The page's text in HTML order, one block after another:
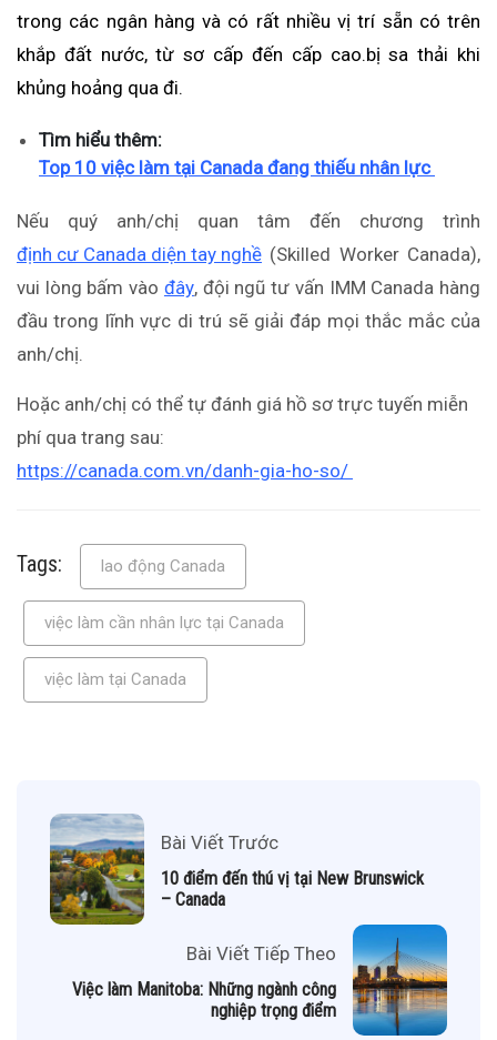
trong các ngân hàng và có rất nhiều vị trí sẵn có trên
khắp đất nước, từ sơ cấp đến cấp cao.bị sa thải khi
khủng hoảng qua đi.
Tìm hiểu thêm:
Top 10 việc làm tại Canada đang thiếu nhân lực
Nếu quý anh/chị quan tâm đến chương trình
định cư Canada diện tay nghề (Skilled Worker Canada),
vui lòng bấm vào đây, đội ngũ tư vấn IMM Canada hàng
đầu trong lĩnh vực di trú sẽ giải đáp mọi thắc mắc của
anh/chị.
Hoặc anh/chị có thể tự đánh giá hồ sơ trực tuyến miễn
phí qua trang sau:
https://canada.com.vn/danh-gia-ho-so/
Tags: lao động Canada
việc làm cần nhân lực tại Canada
việc làm tại Canada
Bài Viết Trước
10 điểm đến thú vị tại New Brunswick
– Canada
Bài Viết Tiếp Theo
Việc làm Manitoba: Những ngành công
nghiệp trọng điểm